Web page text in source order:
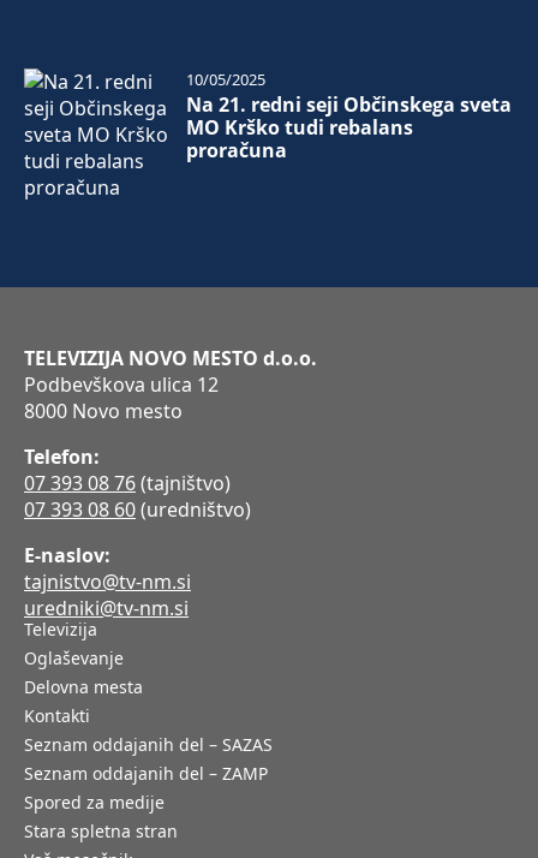
Na 21. redni seji Občinskega sveta
MO Krško tudi rebalans
proračuna
10/05/2025
TELEVIZIJA NOVO MESTO d.o.o.
Podbevškova ulica 12
8000 Novo mesto
Telefon:
07 393 08 76(tajništvo)
07 393 08 60(uredništvo)
E-naslov:
tajnistvo@tv-nm.si
uredniki@tv-nm.si
Televizija
Oglaševanje
Delovna mesta
Kontakti
Seznam oddajanih del – SAZAS
Seznam oddajanih del – ZAMP
Spored za medije
Stara spletna stran